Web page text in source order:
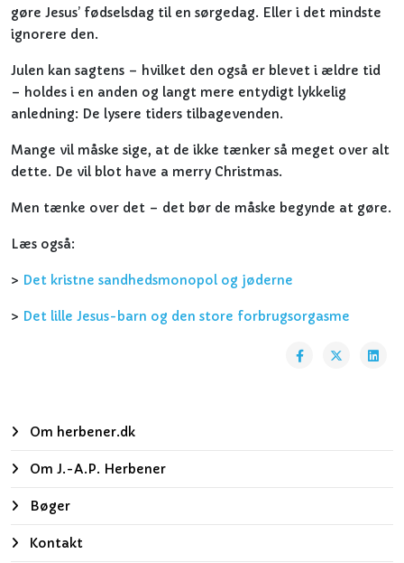
gøre Jesus’ fødselsdag til en sørgedag. Eller i det mindste
ignorere den.
Julen kan sagtens – hvilket den også er blevet i ældre tid
– holdes i en anden og langt mere entydigt lykkelig
anledning: De lysere tiders tilbagevenden.
Mange vil måske sige, at de ikke tænker så meget over alt
dette. De vil blot have a merry Christmas.
Men tænke over det – det bør de måske begynde at gøre.
Læs også:
> Det kristne sandhedsmonopol og jøderne
> Det lille Jesus-barn og den store forbrugsorgasme
Om herbener.dk
Om J.-A.P. Herbener
Bøger
Kontakt